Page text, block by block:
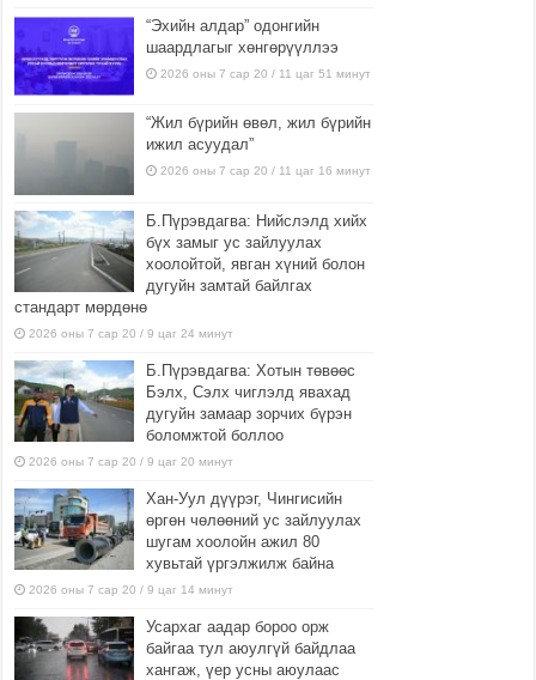
“Эхийн алдар” одонгийн
шаардлагыг хөнгөрүүллээ
2026 оны 7 сар 20 / 11 цаг 51 минут
“Жил бүрийн өвөл, жил бүрийн
ижил асуудал”
2026 оны 7 сар 20 / 11 цаг 16 минут
Б.Пүрэвдагва: Нийслэлд хийх
бүх замыг ус зайлуулах
хоолойтой, явган хүний болон
дугуйн замтай байлгах
стандарт мөрдөнө
2026 оны 7 сар 20 / 9 цаг 24 минут
Б.Пүрэвдагва: Хотын төвөөс
Бэлх, Сэлх чиглэлд явахад
дугуйн замаар зорчих бүрэн
боломжтой боллоо
2026 оны 7 сар 20 / 9 цаг 20 минут
Хан-Уул дүүрэг, Чингисийн
өргөн чөлөөний ус зайлуулах
шугам хоолойн ажил 80
хувьтай үргэлжилж байна
2026 оны 7 сар 20 / 9 цаг 14 минут
Усархаг аадар бороо орж
байгаа тул аюулгүй байдлаа
хангаж, үер усны аюулаас